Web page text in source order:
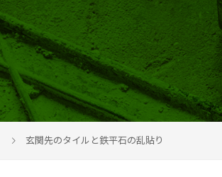
玄関先のタイルと鉄平石の乱貼り